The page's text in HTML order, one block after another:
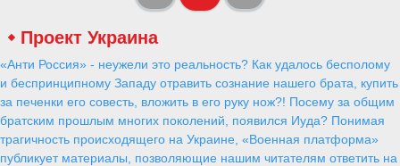
Проект Украина
«Анти Россия» - неужели это реальность? Как удалось бесполому
и беспринципному Западу отравить сознание нашего брата, купить
за печенки его совесть, вложить в его руку нож?! Посему за общим
братским прошлым многих поколений, появился Иуда? Понимая
трагичность происходящего на Украине, «Военная платформа»
публикует материалы, позволяющие нашим читателям ответить на